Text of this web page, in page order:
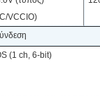
VCCIO)
(1 ch, 6-bit)